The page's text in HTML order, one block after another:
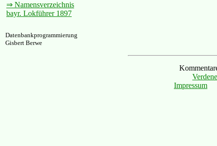
⇒ Namensverzeichnis
bayr. Lokführer 1897
Datenbankprogrammierung
Gisbert Berwe
Impressum